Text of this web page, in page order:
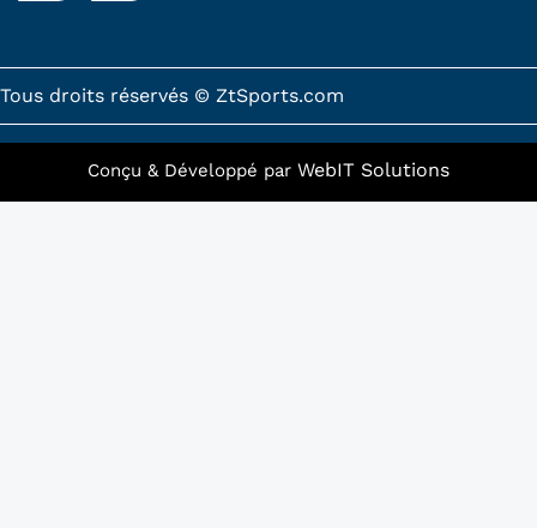
o
k
f
r
a
m
Tous droits réservés © ZtSports.com
Conçu & Développé par WebIT Solutions